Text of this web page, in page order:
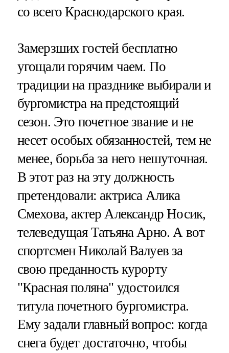
со всего Краснодарского края.
Замерзших гостей бесплатно
угощали горячим чаем. По
традиции на празднике выбирали и
бургомистра на предстоящий
сезон. Это почетное звание и не
несет особых обязанностей, тем не
менее, борьба за него нешуточная.
В этот раз на эту должность
претендовали: актриса Алика
Смехова, актер Александр Носик,
телеведущая Татьяна Арно. А вот
спортсмен Николай Валуев за
свою преданность курорту
"Красная поляна" удостоился
титула почетного бургомистра.
Ему задали главный вопрос: когда
снега будет достаточно, чтобы